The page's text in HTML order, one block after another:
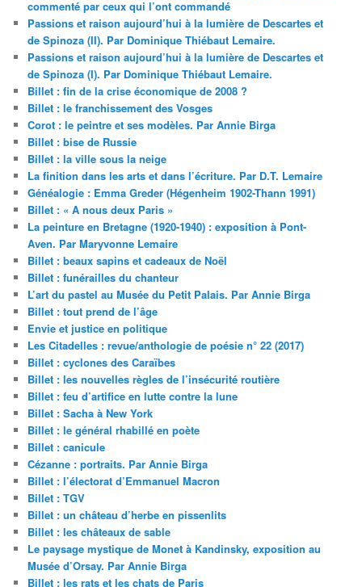
commenté par ceux qui l’ont commandé
Passions et raison aujourd’hui à la lumière de Descartes et
de Spinoza (II). Par Dominique Thiébaut Lemaire.
Passions et raison aujourd’hui à la lumière de Descartes et
de Spinoza (I). Par Dominique Thiébaut Lemaire.
Billet : fin de la crise économique de 2008 ?
Billet : le franchissement des Vosges
Corot : le peintre et ses modèles. Par Annie Birga
Billet : bise de Russie
Billet : la ville sous la neige
La finition dans les arts et dans l’écriture. Par D.T. Lemaire
Généalogie : Emma Greder (Hégenheim 1902-Thann 1991)
Billet : « A nous deux Paris »
La peinture en Bretagne (1920-1940) : exposition à Pont-
Aven. Par Maryvonne Lemaire
Billet : beaux sapins et cadeaux de Noël
Billet : funérailles du chanteur
L’art du pastel au Musée du Petit Palais. Par Annie Birga
Billet : tout prend de l’âge
Envie et justice en politique
Les Citadelles : revue/anthologie de poésie n° 22 (2017)
Billet : cyclones des Caraïbes
Billet : les nouvelles règles de l’insécurité routière
Billet : feu d’artifice en lutte contre la lune
Billet : Sacha à New York
Billet : le général rhabillé en poète
Billet : canicule
Cézanne : portraits. Par Annie Birga
Billet : l’électorat d’Emmanuel Macron
Billet : TGV
Billet : un château d’herbe en pissenlits
Billet : les châteaux de sable
Le paysage mystique de Monet à Kandinsky, exposition au
Musée d’Orsay. Par Annie Birga
Billet : les rats et les chats de Paris